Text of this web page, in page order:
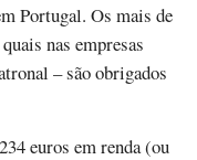
Portugal. Os mais de
nas empresas
– são obrigados
euros em renda (ou